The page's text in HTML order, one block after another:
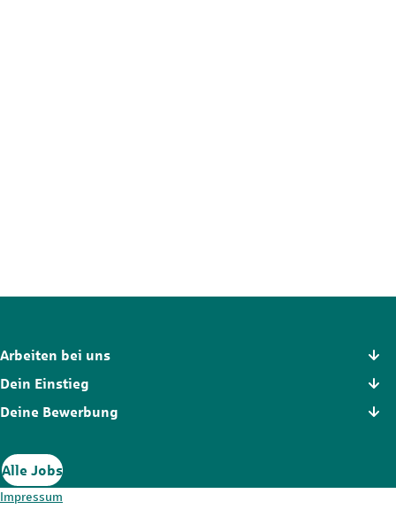
Arbeiten bei uns
Dein Einstieg
Deine Bewerbung
Alle Jobs
Impressum